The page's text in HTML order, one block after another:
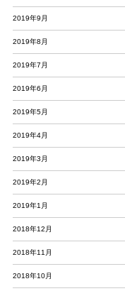
2019年9月
2019年8月
2019年7月
2019年6月
2019年5月
2019年4月
2019年3月
2019年2月
2019年1月
2018年12月
2018年11月
2018年10月